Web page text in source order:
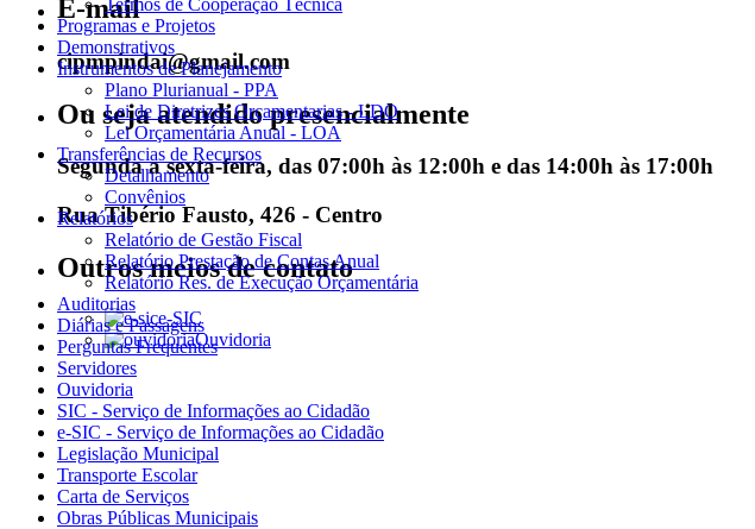
E-mail
cipmpindai@gmail.com
Ou seja atendido presencialmente
Segunda a sexta-feira, das 07:00h às 12:00h e das 14:00h às 17:00h
Rua Tibério Fausto, 426 - Centro
Outros meios de contato
e-SIC
Ouvidoria
Programas e Projetos
Demonstrativos
Instrumentos de Planejamento
Plano Plurianual - PPA
Lei de Diretrizes Orçamentarias - LDO
Lei Orçamentária Anual - LOA
Transferências de Recursos
Detalhamento
Convênios
Relatórios
Relatório de Gestão Fiscal
Relatório Prestação de Contas Anual
Relatório Res. de Execução Orçamentária
Auditorias
Diárias e Passagens
Perguntas Frequentes
Servidores
Ouvidoria
SIC - Serviço de Informações ao Cidadão
e-SIC - Serviço de Informações ao Cidadão
Legislação Municipal
Transporte Escolar
Carta de Serviços
Obras Públicas Municipais